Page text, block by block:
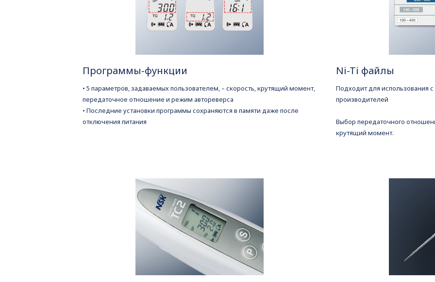
Программы-функции
• 5 параметров, задаваемых пользователем, – скорость, крутящий момент,
передаточное отношение и режим автореверса
• Последние установки программы сохраняются в памяти даже после
отключения питания
Ni-Ti файлы
Подходит для использования
производителей
Выбор передаточного
крутящий момент.